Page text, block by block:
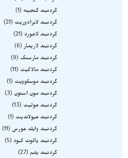
گردنبند گنجینه
1
گردنبند لابرادوریت
21
گردنبند لاجورد
21
گردنبند لاریمار 6
گردنبند مارسنگ
9
گردنبند مالاکیت
11
گردنبند موسکوویت
1
گردنبند مون استون
3
گردنبند هولیت
13
گردنبند هیولاندیت
1
گردنبند وایلد هورس
11
گردنبند یاقوت کبود
5
گردنبند یشم
27